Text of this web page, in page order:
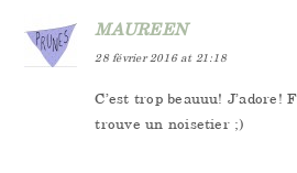
MAUREEN
28 février 2016 at 21:18
C’est trop beauuu! J’adore!
trouve un noisetier ;)